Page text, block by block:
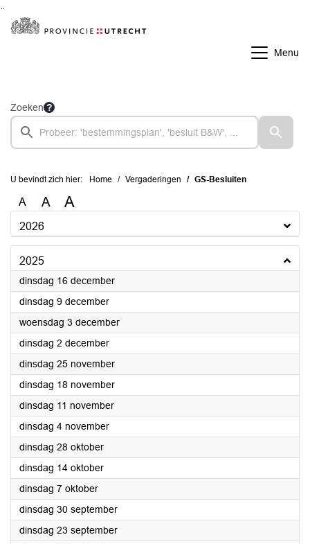
Menu
Zoeken
U bevindt zich hier: Home Vergaderingen GS-Besluiten
A A A
2026
2025
dinsdag 16 december2025
dinsdag 9 december2025
woensdag 3 december2025
dinsdag 2 december2025
dinsdag 25 november2025
dinsdag 18 november2025
dinsdag 11 november2025
dinsdag 4 november2025
dinsdag 28 oktober2025
dinsdag 14 oktober2025
dinsdag 7 oktober2025
dinsdag 30 september2025
dinsdag 23 september2025